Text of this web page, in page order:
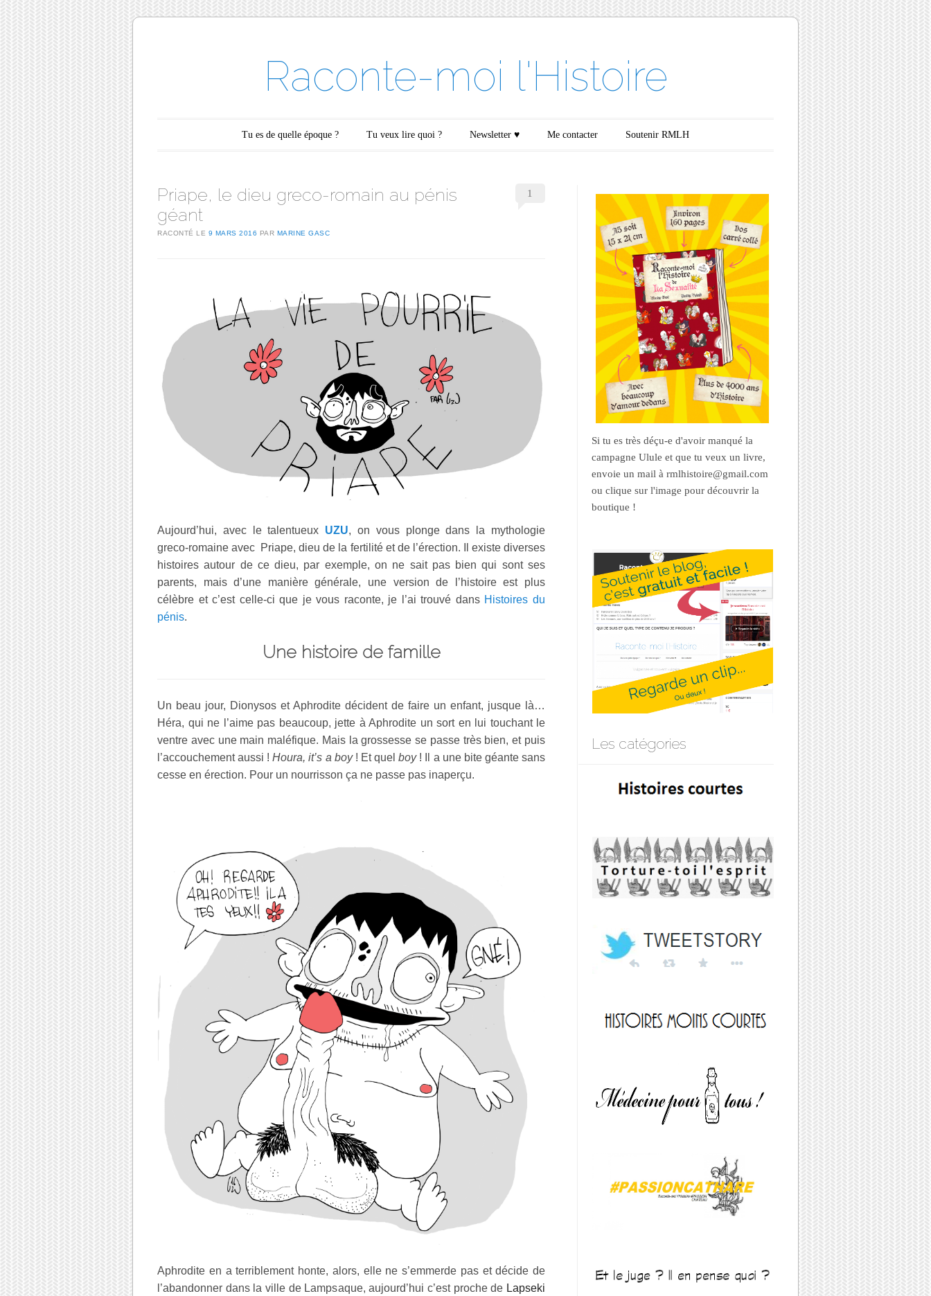
Raconte-moi l'Histoire
Main menuTu es de quelle époque ? Tu veux lire quoi ? Newsletter ♥ Me contacter Soutenir RMLH
Priape, le dieu greco-romain au pénis
géant
RACONTÉ LE 9 MARS 2016 PAR MARINE GASC
1
Aujourd’hui, avec le talentueux UZU, on vous plonge dans la mythologie
greco-romaine avec Priape, dieu de la fertilité et de l’érection. Il existe diverses
histoires autour de ce dieu, par exemple, on ne sait pas bien qui sont ses
parents, mais d’une manière générale, une version de l’histoire est plus
célèbre et c’est celle-ci que je vous raconte, je l’ai trouvé dans Histoires du
pénis.
Une histoire de famille
Un beau jour, Dionysos et Aphrodite décident de faire un enfant, jusque là…
Héra, qui ne l’aime pas beaucoup, jette à Aphrodite un sort en lui touchant le
ventre avec une main maléfique. Mais la grossesse se passe très bien, et puis
l’accouchement aussi !Houra, it’s a boy ! Et quelboy ! Il a une bite géante sans
cesse en érection. Pour un nourrisson ça ne passe pas inaperçu.
Aphrodite en a terriblement honte, alors, elle ne s’emmerde pas et décide de
l’abandonner dans la ville de Lampsaque, aujourd’hui c’est proche de Lapseki
Si tu es très déçu-e d'avoir manqué la
campagne Ulule et que tu veux un livre,
envoie un mail à rmlhistoire@gmail.com
ou clique sur l'image pour découvrir la
boutique !
Les catégories